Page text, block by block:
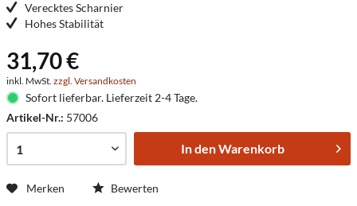
Verecktes Scharnier
Hohes Stabilität
31,70 €
inkl. MwSt. zzgl. Versandkosten
Sofort lieferbar. Lieferzeit 2-4 Tage.
Artikel-Nr.: 57006
In denWarenkorb
Merken Bewerten